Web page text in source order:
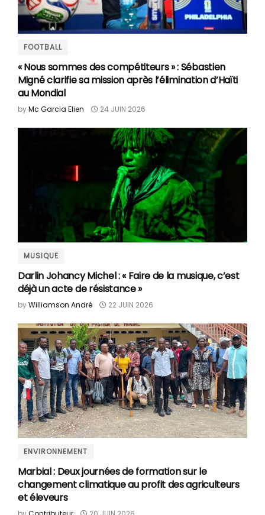
FOOTBALL
« Nous sommes des compétiteurs » : Sébastien
Migné clarifie sa mission après l’élimination d’Haïti
au Mondial
byMc Garcia Elien 24 JUIN 2026
MUSIQUE
Darlin Johancy Michel : « Faire de la musique, c’est
déjà un acte de résistance »
byWilliamson André 22 JUIN 2026
ENVIRONNEMENT
Marbial : Deux journées de formation sur le
changement climatique au profit des agriculteurs
et éleveurs